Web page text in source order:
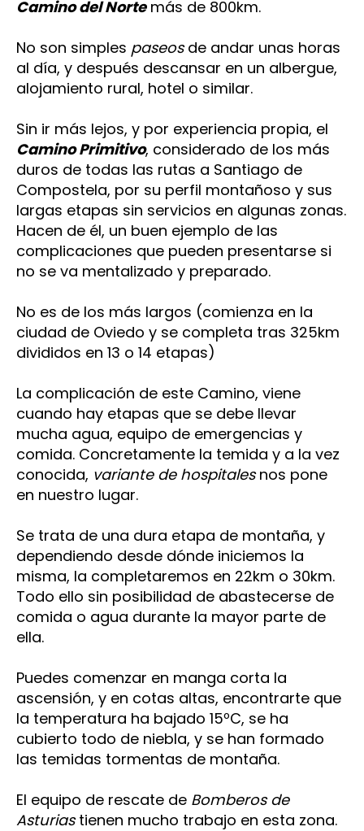
Camino del Nortemás de 800km.
No son simples paseosde andar unas horas
al día, y después descansar en un albergue,
alojamiento rural, hotel o similar.
Sin ir más lejos, y por experiencia propia, el
Camino Primitivo, considerado de los más
duros de todas las rutas a Santiago de
Compostela, por su perfil montañoso y sus
largas etapas sin servicios en algunas zonas.
Hacen de él, un buen ejemplo de las
complicaciones que pueden presentarse si
no se va mentalizado y preparado.
No es de los más largos (comienza en la
ciudad de Oviedo y se completa tras 325km
divididos en 13 o 14 etapas)
La complicación de este Camino, viene
cuando hay etapas que se debe llevar
mucha agua, equipo de emergencias y
comida. Concretamente la temida y a la vez
conocida, variante de hospitalesnos pone
en nuestro lugar.
Se trata de una dura etapa de montaña, y
dependiendo desde dónde iniciemos la
misma, la completaremos en 22km o 30km.
Todo ello sin posibilidad de abastecerse de
comida o agua durante la mayor parte de
ella.
Puedes comenzar en manga corta la
ascensión, y en cotas altas, encontrarte que
la temperatura ha bajado 15ºC, se ha
cubierto todo de niebla, y se han formado
las temidas tormentas de montaña.
El equipo de rescate de Bomberos de
Asturiastienen mucho trabajo en esta zona.